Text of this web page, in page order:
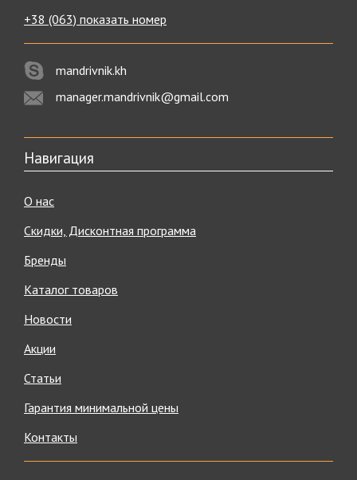
+38 (063) показать номер
mandrivnik.kh
manager.mandrivnik@gmail.com
Навигация
О нас
Скидки, Дисконтная программа
Бренды
Каталог товаров
Новости
Акции
Статьи
Гарантия минимальной цены
Контакты